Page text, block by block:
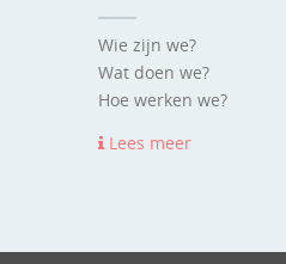
Wie zijn we?
Wat doen we?
Hoe werken we?
Lees meer